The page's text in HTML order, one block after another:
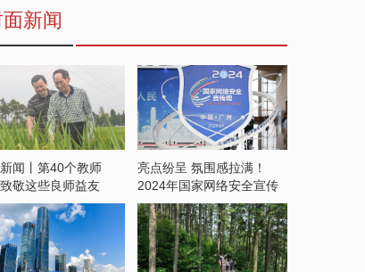
新闻
闻丨第40个教师
敬这些良师益友
亮点纷呈 氛围感拉满！
2024年国家网络安全宣传
周开启